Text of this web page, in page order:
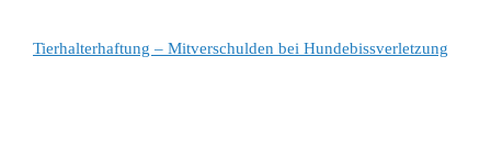
Tierhalterhaftung – Mitverschulden bei Hundebissverletzung